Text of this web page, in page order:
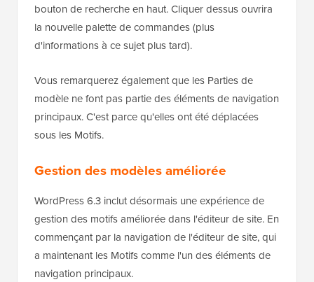
bouton de recherche en haut. Cliquer dessus ouvrira
la nouvelle palette de commandes (plus
d'informations à ce sujet plus tard).
Vous remarquerez également que les Parties de
modèle ne font pas partie des éléments de navigation
principaux. C'est parce qu'elles ont été déplacées
sous les Motifs.
Gestion des modèles améliorée
WordPress 6.3 inclut désormais une expérience de
gestion des motifs améliorée dans l'éditeur de site. En
commençant par la navigation de l'éditeur de site, qui
a maintenant les Motifs comme l'un des éléments de
navigation principaux.